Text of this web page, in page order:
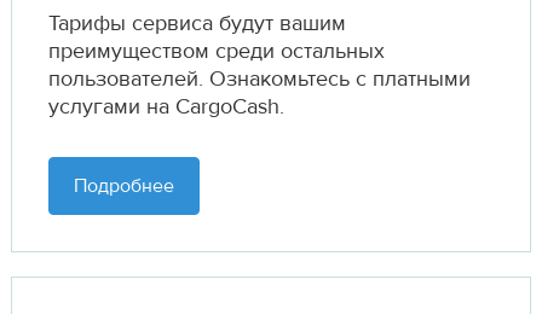
Тарифы сервиса будут вашим
преимуществом среди остальных
пользователей. Ознакомьтесь с платными
услугами на CargoCash.
Подробнее